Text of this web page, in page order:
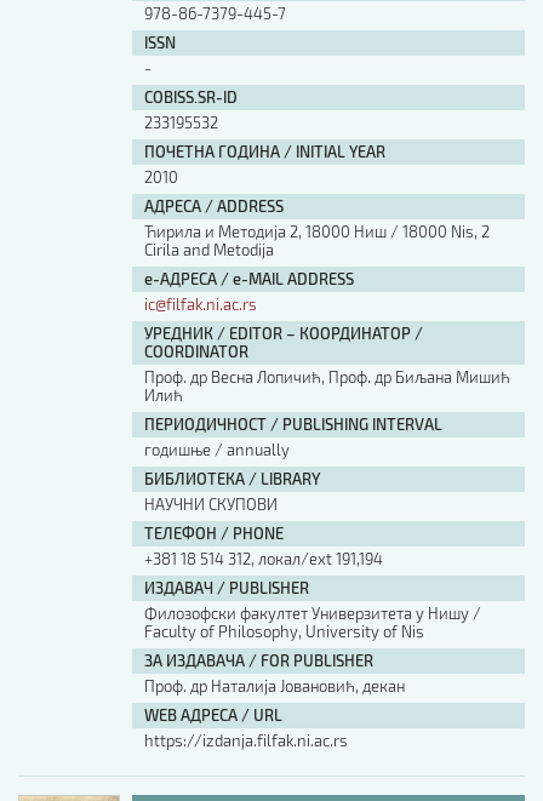
978-86-7379-445-7
ISSN
-
COBISS.SR-ID
233195532
ПОЧЕТНА ГОДИНА / INITIAL YEAR
2010
АДРЕСА / ADDRESS
Ћирила и Методија 2, 18000 Ниш / 18000 Nis, 2
Cirila and Metodija
е-АДРЕСА / e-MAIL ADDRESS
ic@filfak.ni.ac.rs
УРЕДНИК / EDITOR – КООРДИНАТОР /
COORDINATOR
Проф. др Весна Лопичић, Проф. др Биљана Мишић
Илић
ПЕРИОДИЧНОСТ / PUBLISHING INTERVAL
годишње / annually
БИБЛИОТЕКА / LIBRARY
НАУЧНИ СКУПОВИ
ТЕЛЕФОН / PHONE
+381 18 514 312, локал/ext 191,194
ИЗДАВАЧ / PUBLISHER
Филозофски факултет Универзитета у Нишу /
Faculty of Philosophy, University of Nis
ЗА ИЗДАВАЧА / FOR PUBLISHER
Проф. др Наталија Јовановић, декан
WEB АДРЕСА / URL
https://izdanja.filfak.ni.ac.rs